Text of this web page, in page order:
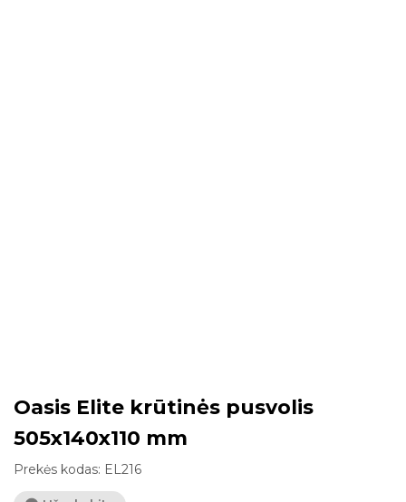
Oasis Elite krūtinės pusvolis
505x140x110 mm
Prekės kodas: EL216